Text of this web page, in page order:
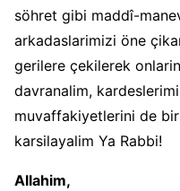
söhret gibi maddî-
arkadaslarimizi öne
gerilere çekilerek
davranalim,
muvaffakiyetlerini de
karsilayalim Ya Rabbi!
Allahim,